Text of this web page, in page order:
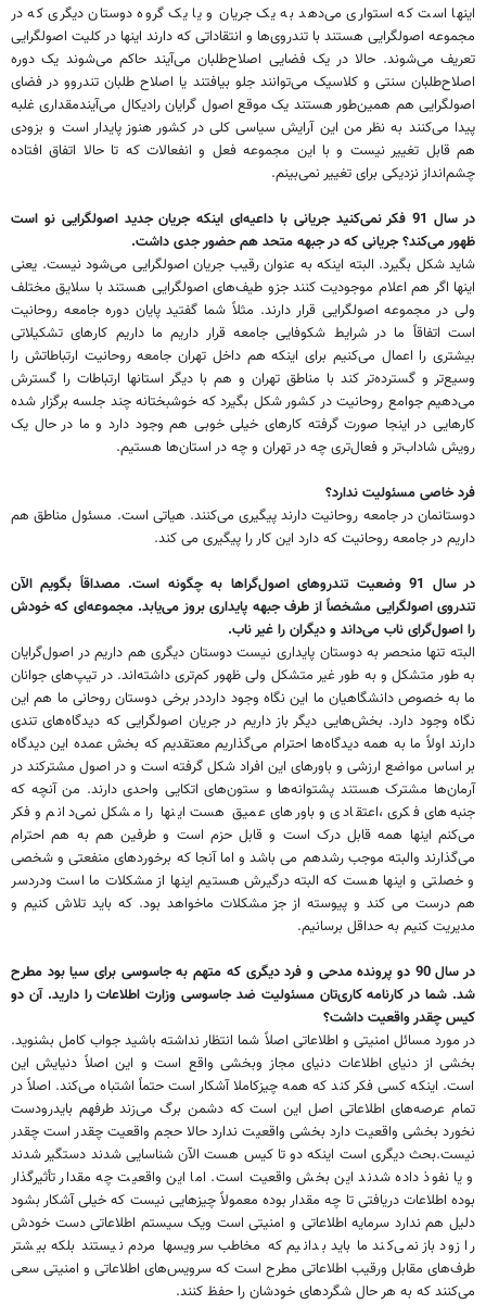
اینها است که استواری می‌دهد به یک جریان و یا یک گروه دوستان دیگری که در
مجموعه اصولگرایی هستند با تند‌روی‌ها و انتقاداتی که دارند اینها در کلیت اصولگرایی
تعریف می‌شوند. حالا در یک فضایی اصلاح‌طلبان می‌آیند حاکم می‌شوند یک دوره
اصلاح‌طلبان سنتی و کلاسیک می‌توانند جلو بیافتند یا اصلاح طلبان تندروو در فضای
اصولگرایی هم همین‌طور هستند یک موقع اصول گرایان رادیکال می‌آیندمقداری غلبه
پیدا می‌کنند به نظر من این آرایش سیاسی کلی در کشور هنوز پایدار است و بزودی
هم قابل تغییر نیست و با این مجموعه فعل و انفعالات که تا حالا اتفاق افتاده
چشم‌انداز نزدیکی برای تغییر نمی‌بینم.
در سال 91 فکر نمی‌کنید جریانی با داعیه‌ای اینکه جریان جدید اصولگرایی نو است
ظهور می‌کند؟ جریانی که در جبهه متحد هم حضور جدی داشت.
شاید شکل بگیرد. البته اینکه به عنوان رقیب جریان اصولگرایی می‌شود نیست. یعنی
اینها اگر هم اعلام موجودیت کنند جزو طیف‌های اصولگرایی هستند با سلایق مختلف
ولی در مجموعه اصولگرایی قرار دارند. مثلاً شما گفتید پایان دوره جامعه روحانیت
است اتفاقاً ما در شرایط شکوفایی جامعه قرار داریم ما داریم کار‌های تشکیلاتی
بیشتری را اعمال می‌کنیم برای اینکه هم داخل تهران جامعه روحانیت ارتباطاتش را
وسیع‌تر و گسترده‌تر کند با مناطق تهران و هم با دیگر استانها ارتباطات را گسترش
می‌دهیم جوامع روحانیت در کشور شکل بگیرد که خوشبختانه چند جلسه برگزار شده
کار‌هایی در اینجا صورت گرفته کار‌های خیلی خوبی هم وجود دارد و ما در حال یک
رویش شاداب‌تر و فعال‌تری چه در تهران و چه در استان‌ها هستیم.
فرد خاصی مسئولیت ندارد؟
دوستانمان در جامعه روحانیت دارند پیگیری می‌کنند. هیاتی است. مسئول مناطق هم
داریم در جامعه روحانیت که دارد این کار را پیگیری می کند.
در سال 91 وضعیت تند‌رو‌های اصول‌گراها به چگونه است. مصداقاً بگویم الآن
تند‌روی اصولگرایی مشخصاً از طرف جبهه پایداری بروز می‌یابد. مجموعه‌ای که خودش
را اصول‌گرای ناب می‌داند و دیگران را غیر ناب.
البته تنها منحصر به دوستان پایداری نیست دوستان دیگری هم داریم در اصول‌گرایان
به طور متشکل و به طور غیر متشکل ولی ظهور کم‌تری داشته‌اند. در تیپ‌های جوانان
ما به خصوص دانشگاهیان ما این نگاه وجود دارددر برخی دوستان روحانی ما هم این
نگاه وجود دارد. بخش‌هایی دیگر باز داریم در جریان اصولگرایی که دیدگاه‌های تندی
دارند اولاً ما به همه دیدگاه‌ها احترام می‌گذاریم معتقدیم که بخش عمده‌ این دیدگاه
بر اساس مواضع ارزشی و باور‌های این افراد شکل گرفته است و در اصول مشترکند در
آرمان‌ها مشترک هستند پشتوانه‌ها و ستون‌های اتکایی واحدی دارند. من آنچه که
جنبه‌های فکری ،اعتقادی و باور‌های عمیق هست اینها را مشکل نمی‌دانم و فکر
می‌کنم اینها همه قابل درک است و قابل حزم است و طرفین هم به هم احترام
می‌گذارند والبته موجب رشدهم می باشد و اما آنجا که برخورد‌های منفعتی و شخصی
و خصلتی و اینها هست که البته درگیرش هستیم اینها از مشکلات ما است ودردسر
هم درست می کند و پیوسته از جز مشکلات ماخواهد بود. که باید تلاش کنیم و
مدیریت کنیم به حداقل برسانیم.
در سال 90 دو پرونده مدحی و فرد دیگری که متهم به جاسوسی برای سیا بود مطرح
شد. شما در کارنامه کاری‌تان مسئولیت ضد جاسوسی وزارت اطلاعات را دارید. آن دو
کیس چقدر واقعیت داشت؟
در مورد مسائل امنیتی و اطلاعاتی اصلاً شما انتظار نداشته باشید جواب کامل بشنوید.
بخشی از دنیای اطلاعات دنیای مجاز وبخشی واقع است و این اصلاً دنیا‌یش این
است. اینکه کسی فکر کند که همه چیزکاملا آشکار است حتماً اشتباه می‌کند. اصلاً در
تمام عرصه‌های اطلاعاتی اصل این است که دشمن برگ می‌زند طرفهم بایدرودست
نخورد بخشی واقعیت دارد بخشی واقعیت ندارد حالا حجم واقعیت چقدر است چقدر
نیست.بحث دیگری است اینکه دو تا کیس هست الآن شناسایی شدند دستگیر شدند
و یا نفوذ داده شدند این بخش واقعیت‌ است. اما این واقعیت چه مقدار تأثیرگذار
بوده اطلاعات دریافتی تا چه مقدار بوده معمولاً چیز‌هایی نیست که خیلی آشکار بشود
دلیل هم ندارد سرمایه اطلاعاتی و امنیتی است ویک سیستم اطلاعاتی دست خودش
را زود باز نمی‌کند ما باید بدانیم که مخاطب سرویسها مردم نیستند بلکه بیشتر
طرف‌های مقابل ورقیب اطلاعاتی مطرح است که سرویس‌های اطلاعاتی و امنیتی سعی
می‌کنند که به هر حال شگرد‌های خودشان را حفظ کنند.